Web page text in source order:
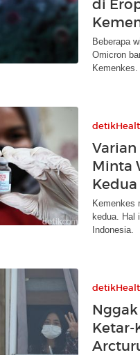
di
Beberapa
Omicron
Kemenkes.
Varian
Minta
Kedua
Kemenkes
kedua. Hal
Indonesia.
Ketar-